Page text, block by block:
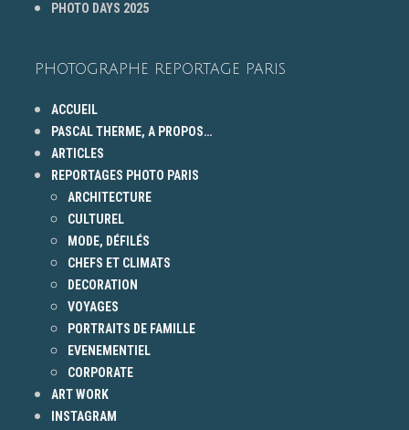
PHOTO DAYS 2025
PHOTOGRAPHE REPORTAGE PARIS
ACCUEIL
PASCAL THERME, A PROPOS…
ARTICLES
REPORTAGES PHOTO PARIS
ARCHITECTURE
CULTUREL
MODE, DÉFILÉS
CHEFS ET CLIMATS
DECORATION
VOYAGES
PORTRAITS DE FAMILLE
EVENEMENTIEL
CORPORATE
ART WORK
INSTAGRAM